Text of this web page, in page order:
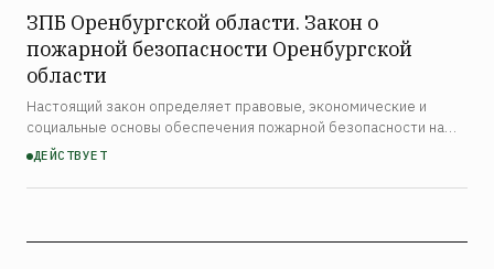
ЗПБ Оренбургской области. Закон о
пожарной безопасности Оренбургской
области
Настоящий закон определяет правовые, экономические и
социальные основы обеспечения пожарной безопасности на
территории Оренбургской области. Закон распространяется
ДЕЙСТВУЕТ